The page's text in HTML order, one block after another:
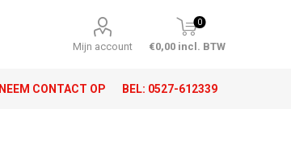
Mijn account
0
€0,00 incl. BTW
NEEM CONTACT OP BEL: 0527-612339